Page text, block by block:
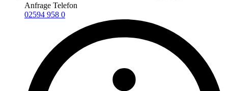
Anfrage Telefon
02594 958 0